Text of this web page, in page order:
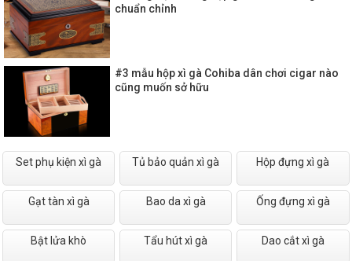
chuẩn chỉnh
#3 mẫu hộp xì gà Cohiba dân chơi cigar nào
cũng muốn sở hữu
Set phụ kiện xì gà Tủ bảo quản xì gà Hộp đựng xì gà
Gạt tàn xì gà Bao da xì gà Ống đựng xì gà
Bật lửa khò Tẩu hút xì gà Dao cắt xì gà